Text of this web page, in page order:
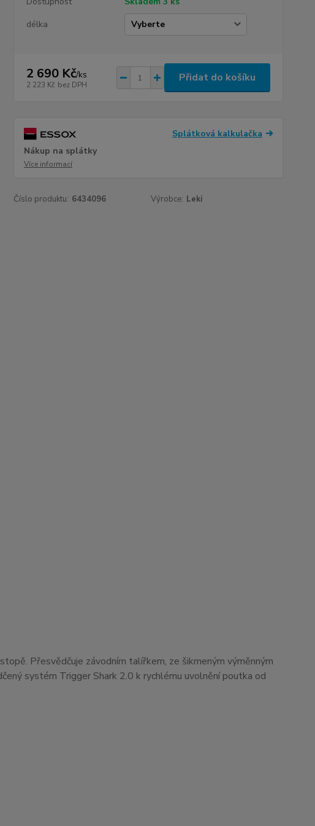
délka
2 690 Kč/ks
2 223 Kč bez DPH
Přidat do košíku
Splátková kalkulačka
Nákup na splátky
Více informací
Číslo produktu: 6434096 Výrobce: Leki
Přesvědčuje závodním talířkem, ze šikmeným výměnným
systém Trigger Shark 2.0 k rychlému uvolnění poutka od